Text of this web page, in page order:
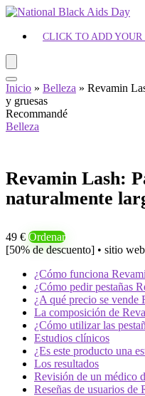
CLICK TO ADD YOUR
Inicio » Belleza » Revamin
y gruesas
Recommandé
Belleza
Revamin Lash:
naturalmente
49 € Ordenar
[50% de descuento] • sitio
¿Cómo funciona
¿Cómo pedir pestañas
¿A qué precio se vende
La composición de
¿Cómo utilizar las
Estudios clínicos
¿Es este producto una
Los resultados
Revisión de un médico
Reseñas de usuarios de